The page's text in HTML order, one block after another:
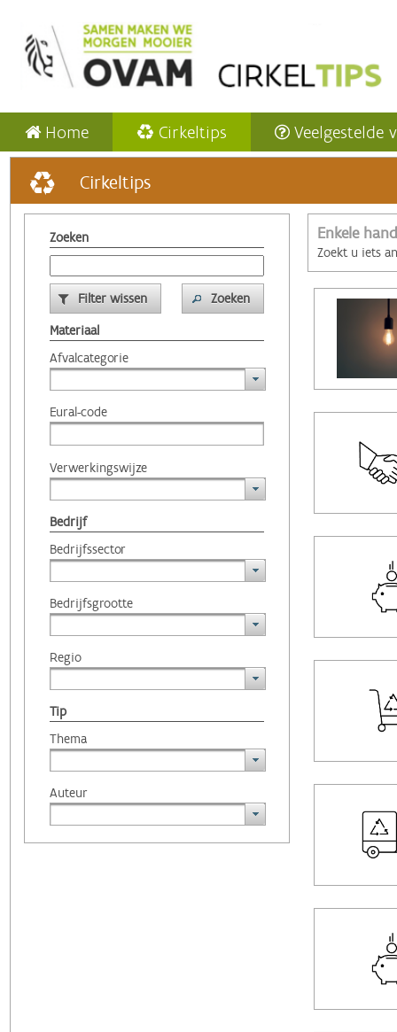
Home Cirkeltips Veelgestelde
Cirkeltips
Zoeken
Filter wissen
Zoeken
Materiaal
Afvalcategorie
Eural-code
Verwerkingswijze
Bedrijf
Bedrijfssector
Bedrijfsgrootte
Regio
Tip
Thema
Auteur
Enkele
Zoekt u iets